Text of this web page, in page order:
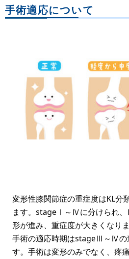
手術適応について
変形性膝関節症の重症度はKL分
ます。stageⅠ～Ⅳに分けられ
形が進み、重症度が大きくなりま
手術の適応時期はstageⅢ～Ⅳの
す。手術は変形のみでなく、疼